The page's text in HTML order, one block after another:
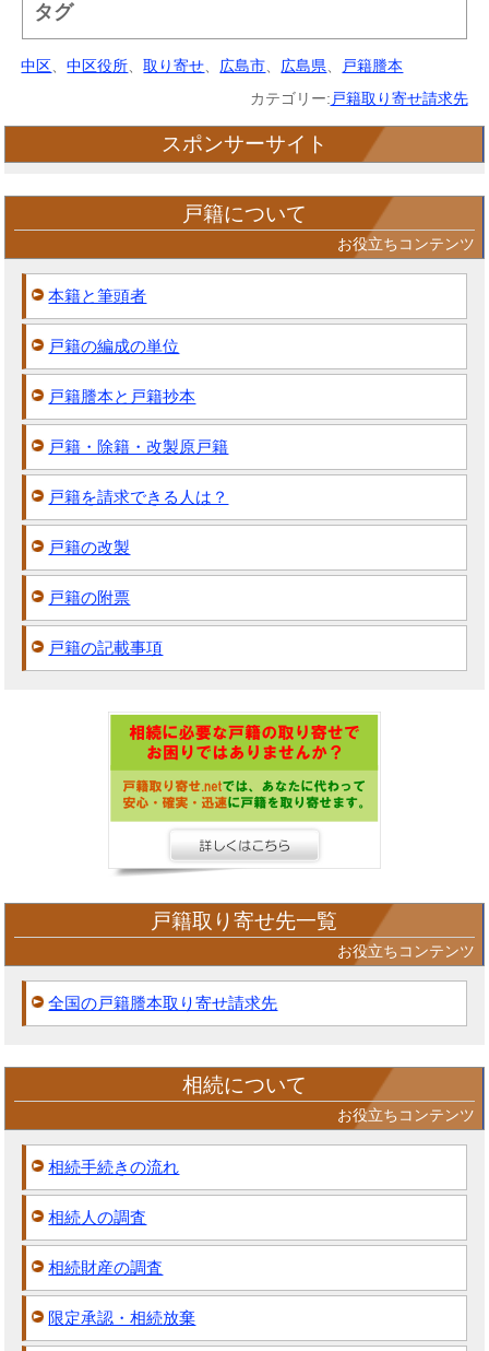
タグ
中区 、中区役所 、取り寄せ 広島市 広島県
戸籍謄本
カテゴリー: 戸籍取り寄せ請求先
スポンサーサイト
戸籍について
お役立ちコンテンツ
本籍と筆頭者
戸籍の編成の単位
戸籍謄本と戸籍抄本
戸籍・除籍・改製原戸籍
戸籍を請求できる人は？
戸籍の改製
戸籍の附票
戸籍の記載事項
戸籍取り寄せ先一覧
お役立ちコンテンツ
全国の戸籍謄本取り寄せ請求先
相続について
お役立ちコンテンツ
相続手続きの流れ
相続人の調査
相続財産の調査
限定承認・相続放棄